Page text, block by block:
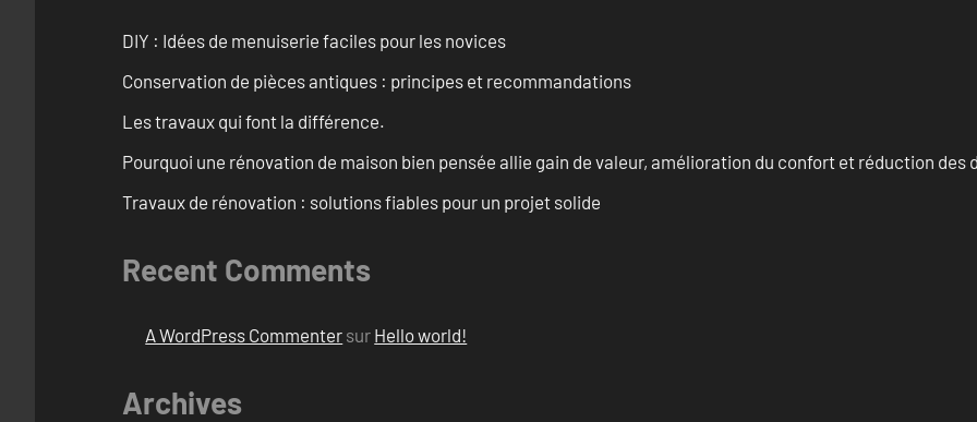
DIY : Idées de menuiserie faciles pour les novices
Conservation de pièces antiques : principes et recommandations
Les travaux qui font la différence.
Pourquoi une rénovation de maison bien pensée allie gain de valeur, amélioration du confort et réduction des
Travaux de rénovation : solutions fiables pour un projet solide
Recent Comments
A WordPress Commenter sur Hello world!
Archives